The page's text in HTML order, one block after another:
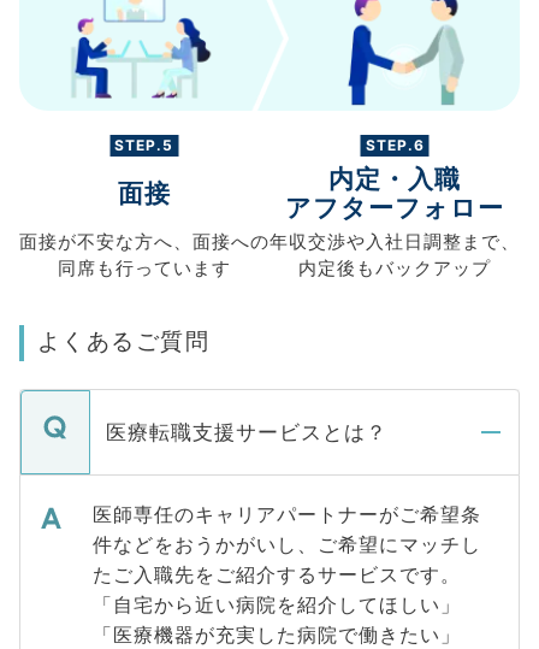
STEP.5
面接
面接が不安な方へ、 面接への
同席も行っています
STEP.6
内定・入職
アフターフォロー
年収交渉や入社日調整まで、
内定後もバックアップ
よくあるご質問
医療転職支援サービスとは？
医師専任のキャリアパートナーがご希望条
件などをおうかがいし、ご希望にマッチし
たご入職先をご紹介するサービスです。
「自宅から近い病院を紹介してほしい」
「医療機器が充実した病院で働きたい」